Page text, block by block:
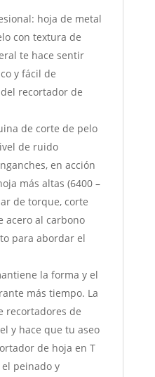
hoja de metal
con textura de
te hace sentir
y fácil de
recortador de
de corte de pelo
de ruido
en acción
más altas (6400 –
de torque, corte
acero al carbono
para abordar el
la forma y el
más tiempo. La
recortadores de
y hace que tu aseo
de hoja en T
peinado y